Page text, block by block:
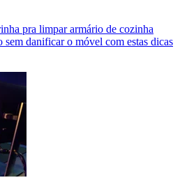
pra limpar armário de cozinha
sem danificar o móvel com estas dicas